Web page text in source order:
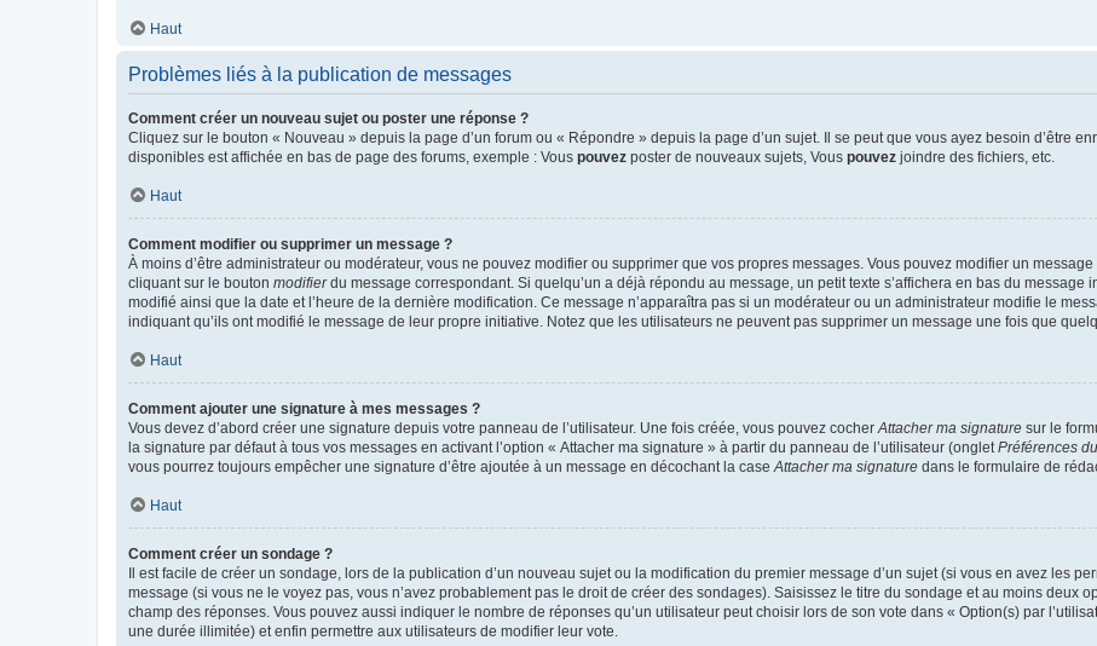
Haut
Problèmes liés à la publication de messages
Comment créer un nouveau sujet ou poster une réponse ?
Cliquez sur le bouton « Nouveau » depuis la page d’un forum ou « Répondre » depuis la page d’un sujet. Il se peut que vous ayez besoin d’être
disponibles est affichée en bas de page des forums, exemple : Vous pouvez poster de nouveaux sujets, Vous pouvez joindre des fichiers, etc.
Haut
Comment modifier ou supprimer un message ?
À moins d’être administrateur ou modérateur, vous ne pouvez modifier ou supprimer que vos propres messages. Vous pouvez modifier un
cliquant sur le bouton modifierdu message correspondant. Si quelqu’un a déjà répondu au message, un petit texte s’affichera en bas du message
modifié ainsi que la date et l’heure de la dernière modification. Ce message n’apparaîtra pas si un modérateur ou un administrateur modifie le
indiquant qu’ils ont modifié le message de leur propre initiative. Notez que les utilisateurs ne peuvent pas supprimer un message une fois que
Haut
Comment ajouter une signature à mes messages ?
Vous devez d’abord créer une signature depuis votre panneau de l’utilisateur. Une fois créée, vous pouvez cocher Attacher ma signature sur le
la signature par défaut à tous vos messages en activant l’option « Attacher ma signature » à partir du panneau de l’utilisateur (onglet Préférences
vous pourrez toujours empêcher une signature d’être ajoutée à un message en décochant la case Attacher ma signature dans le formulaire de
Haut
Comment créer un sondage ?
Il est facile de créer un sondage, lors de la publication d’un nouveau sujet ou la modification du premier message d’un sujet (si vous en avez les
message (si vous ne le voyez pas, vous n’avez probablement pas le droit de créer des sondages). Saisissez le titre du sondage et au moins deux
champ des réponses. Vous pouvez aussi indiquer le nombre de réponses qu’un utilisateur peut choisir lors de son vote dans « Option(s) par
une durée illimitée) et enfin permettre aux utilisateurs de modifier leur vote.